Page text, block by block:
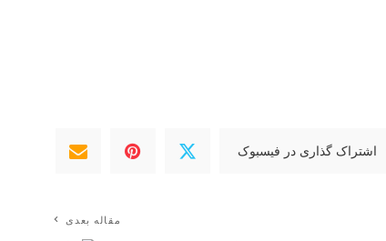
اشتراک گذاری در فیسبوک
مقاله بعدی